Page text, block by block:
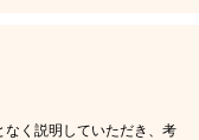
く説明していただき、考